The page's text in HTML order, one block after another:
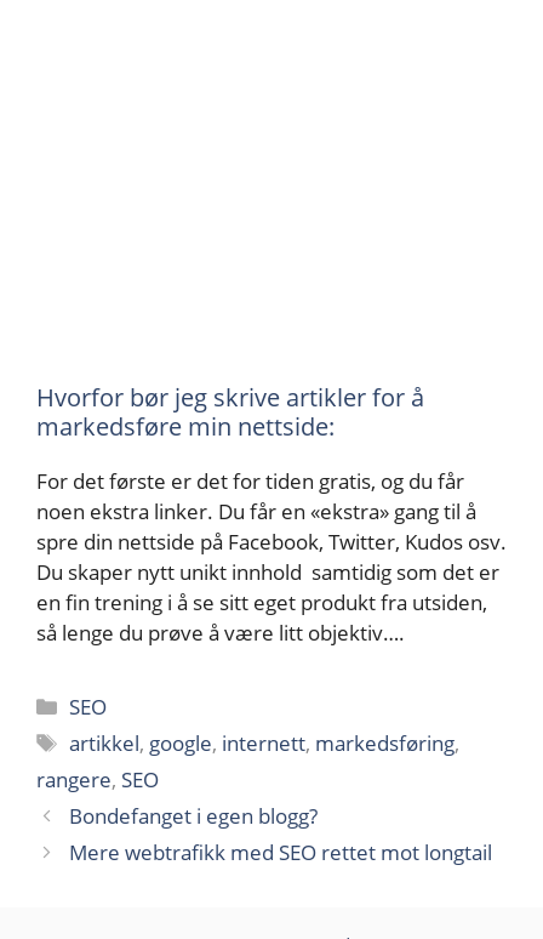
Hvorfor bør jeg skrive artikler for å
markedsføre min nettside:
For det første er det for tiden gratis, og du får
noen ekstra linker. Du får en «ekstra» gang til å
spre din nettside på Facebook, Twitter, Kudos osv.
Du skaper nytt unikt innhold samtidig som det er
en fin trening i å se sitt eget produkt fra utsiden,
så lenge du prøve å være litt objektiv….
Kategorier
SEO
Stikkord
artikkel, google, internett, markedsføring,
rangere, SEO
Bondefanget i egen blogg?
Mere webtrafikk med SEO rettet mot longtail